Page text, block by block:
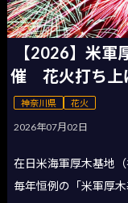
【2026】米軍
催 花火打ち上
神奈川県 花火
2026年07月02日
在日米海軍厚木基地
毎年恒例の「米軍厚